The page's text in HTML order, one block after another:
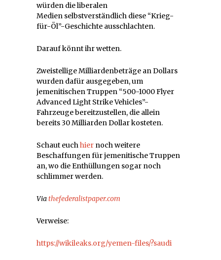
würden die liberalen
Medien selbstverständlich diese “Krieg-
für-Öl”-Geschichte ausschlachten.
Darauf könnt ihr wetten.
Zweistellige Milliardenbeträge an Dollars
wurden dafür ausgegeben, um
jemenitischen Truppen “500-1000 Flyer
Advanced Light Strike Vehicles”-
Fahrzeuge bereitzustellen, die allein
bereits 30 Milliarden Dollar kosteten.
Schaut euchhier noch weitere
Beschaffungen für jemenitische Truppen
an, wo die Enthüllungen sogar noch
schlimmer werden.
Viathefederalistpaper.com
Verweise:
https://wikileaks.org/yemen-files/?saudi